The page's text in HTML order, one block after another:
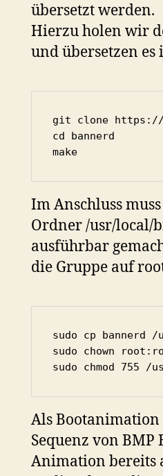
übersetzt werden.
Hierzu holen wir
und übersetzen
git clone https://
cd bannerd
make
Im Anschluss
Ordner /usr/local/
ausführbar
die Gruppe auf
sudo cp bannerd
sudo chown
sudo chmod 755
Als
Sequenz von
Animation bereits